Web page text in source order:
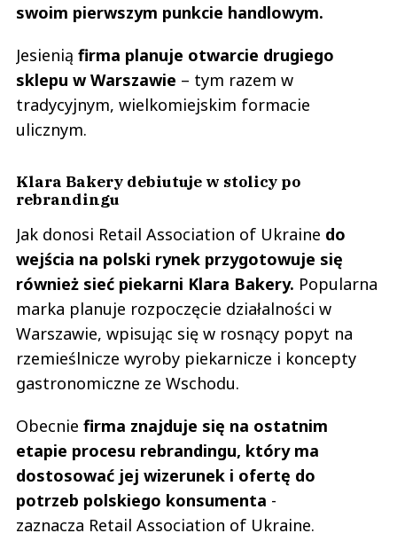
swoim pierwszym punkcie handlowym.
Jesienią firma planuje otwarcie drugiego
sklepu w Warszawie – tym razem w
tradycyjnym, wielkomiejskim formacie
ulicznym.
Klara Bakery debiutuje w stolicy po
rebrandingu
Jak donosi Retail Association of Ukraine do
wejścia na polski rynek przygotowuje się
również sieć piekarni Klara Bakery. Popularna
marka planuje rozpoczęcie działalności w
Warszawie, wpisując się w rosnący popyt na
rzemieślnicze wyroby piekarnicze i koncepty
gastronomiczne ze Wschodu.
Obecnie firma znajduje się na ostatnim
etapie procesu rebrandingu, który ma
dostosować jej wizerunek i ofertę do
potrzeb polskiego konsumenta -
zaznacza Retail Association of Ukraine.